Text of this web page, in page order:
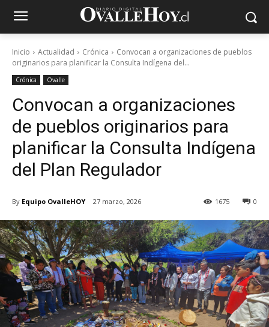
Inicio Actualidad Crónica
Convocan a organizaciones de pueblos
originarios para planificar la Consulta Indígena del...
Crónica Ovalle
Convocan a organizaciones
de pueblos originarios para
planificar la Consulta Indígena
del Plan Regulador
By Equipo OvalleHOY 27 marzo, 2026 0
1675